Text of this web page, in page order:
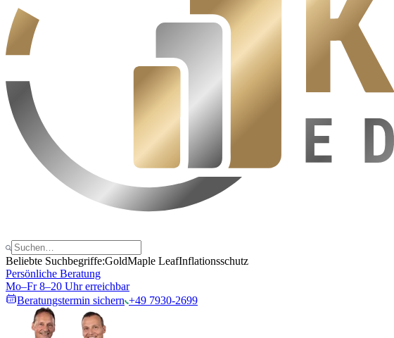
Beliebte Suchbegriffe:GoldMaple LeafInflationsschutz
Persönliche Beratung
Mo–Fr 8–20 Uhr erreichbar
Beratungstermin sichern +49 7930-2699